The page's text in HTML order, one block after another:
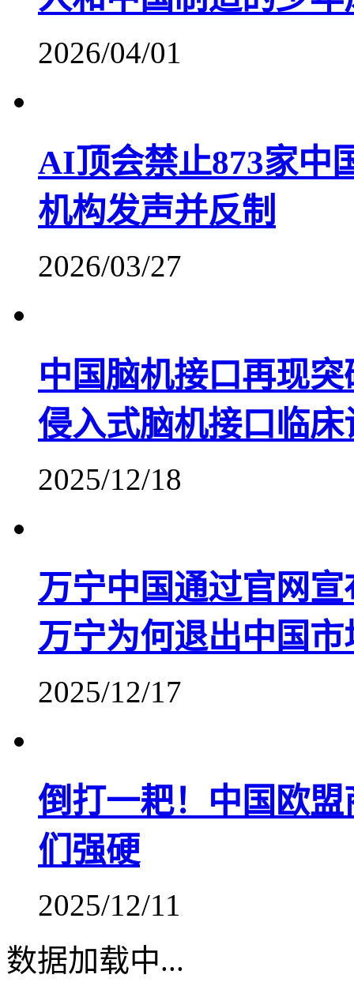
2026/04/01
AI顶会禁止873家中
机构发声并反制
2026/03/27
中国脑机接口再现
侵入式脑机接口临床
2025/12/18
万宁中国通过官网
万宁为何退出中国市
2025/12/17
倒打一耙！中国欧
们强硬
2025/12/11
数据加载中...